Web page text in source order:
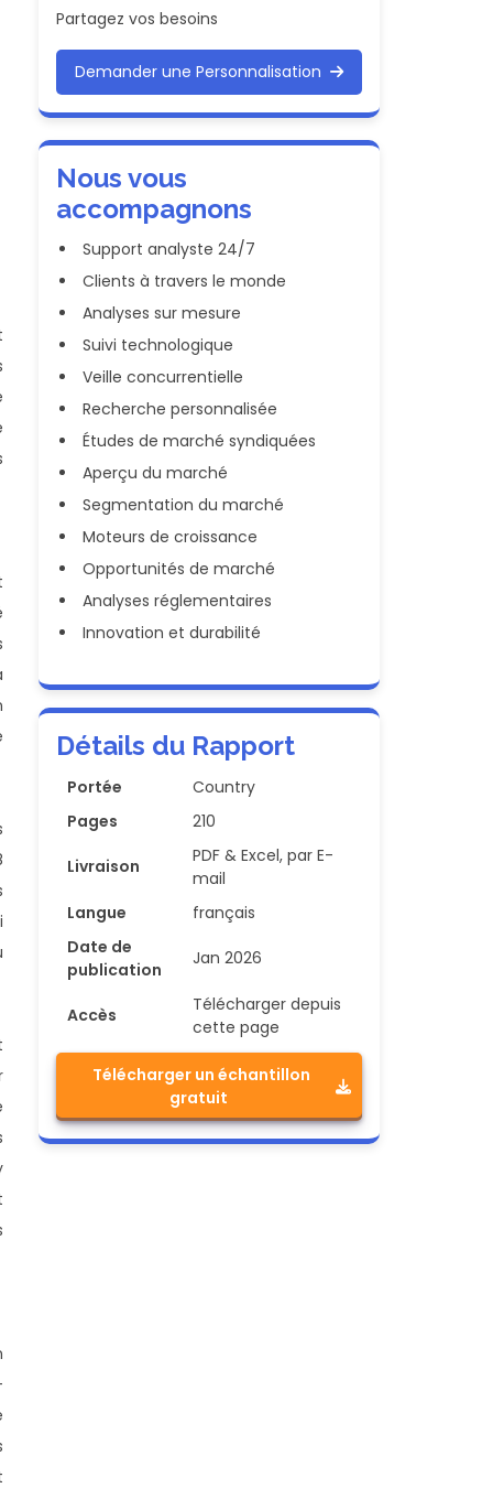
Partagez vos besoins
Demander une Personnalisation
Nous vous
accompagnons
Support analyste 24/7
Clients à travers le monde
Analyses sur mesure
Suivi technologique
Veille concurrentielle
Recherche personnalisée
Études de marché syndiquées
Aperçu du marché
Segmentation du marché
Moteurs de croissance
Opportunités de marché
Analyses réglementaires
Innovation et durabilité
Détails du Rapport
Portée
Country
Pages
210
Livraison
PDF & Excel, par E-
mail
Langue
français
Date de
publication
Jan 2026
Accès
Télécharger depuis
cette page
Télécharger un échantillon
gratuit